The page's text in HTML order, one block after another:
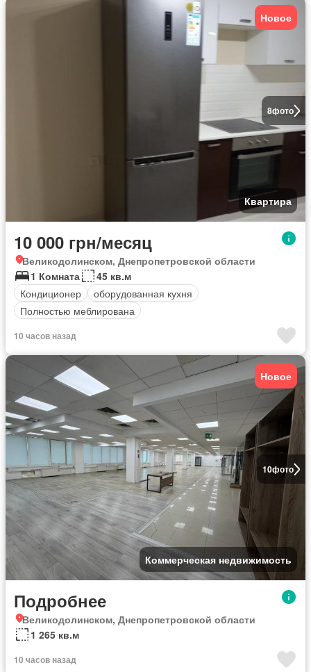
8фото
Новое
Квартира
10 000 грн/месяц
Великодолинском, Днепропетровской области
1 Комната
45 кв.м
Кондиционер
оборудованная кухня
Полностью меблирована
10 часов назад
10фото
Новое
Коммерческая недвижимость
Подробнее
Великодолинском, Днепропетровской области
1 265 кв.м
10 часов назад